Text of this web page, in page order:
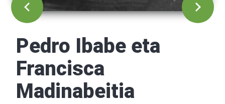
Pedro Ibabe eta
Francisca
Madinabeitia